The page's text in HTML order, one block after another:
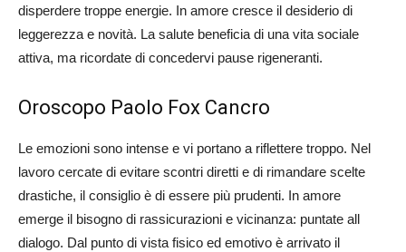
disperdere troppe energie. In amore cresce il desiderio di
leggerezza e novità. La salute beneficia di una vita sociale
attiva, ma ricordate di concedervi pause rigeneranti.
Oroscopo Paolo Fox Cancro
Le emozioni sono intense e vi portano a riflettere troppo. Nel
lavoro cercate di evitare scontri diretti e di rimandare scelte
drastiche, il consiglio è di essere più prudenti. In amore
emerge il bisogno di rassicurazioni e vicinanza: puntate all
dialogo. Dal punto di vista fisico ed emotivo è arrivato il